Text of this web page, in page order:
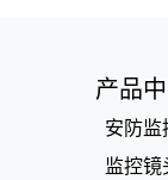
产品
安防监
监控镜